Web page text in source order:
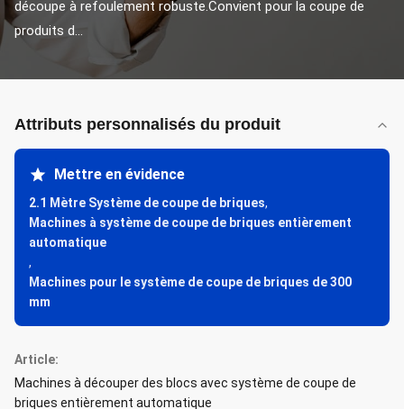
découpe à refoulement robuste.Convient pour la coupe de
produits d...
Attributs personnalisés du produit
Mettre en évidence
2.1 Mètre Système de coupe de briques,
Machines à système de coupe de briques entièrement
automatique
,
Machines pour le système de coupe de briques de 300
mm
Article:
Machines à découper des blocs avec système de coupe de
briques entièrement automatique